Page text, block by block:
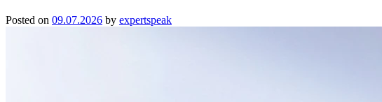
Posted on 09.07.2026 by expertspeak